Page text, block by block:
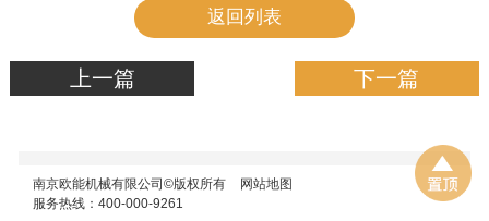
返回列表
上一篇 下一篇
南京欧能机械有限公司©版权所有
网站地图
服务热线：400-000-9261